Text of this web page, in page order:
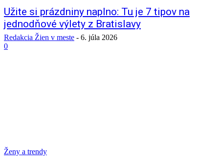
Užite si prázdniny naplno: Tu je 7 tipov na
jednodňové výlety z Bratislavy
Redakcia Žien v meste - 6. júla 2026
0
Ženy a trendy